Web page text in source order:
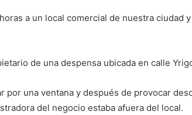
a un local comercial de nuestra ciudad
de una despensa ubicada en calle
por una ventana y después de provocar
del negocio estaba afuera del local.